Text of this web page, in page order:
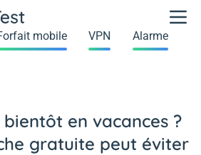
mobile VPN Alarme
en vacances ?
gratuite peut éviter